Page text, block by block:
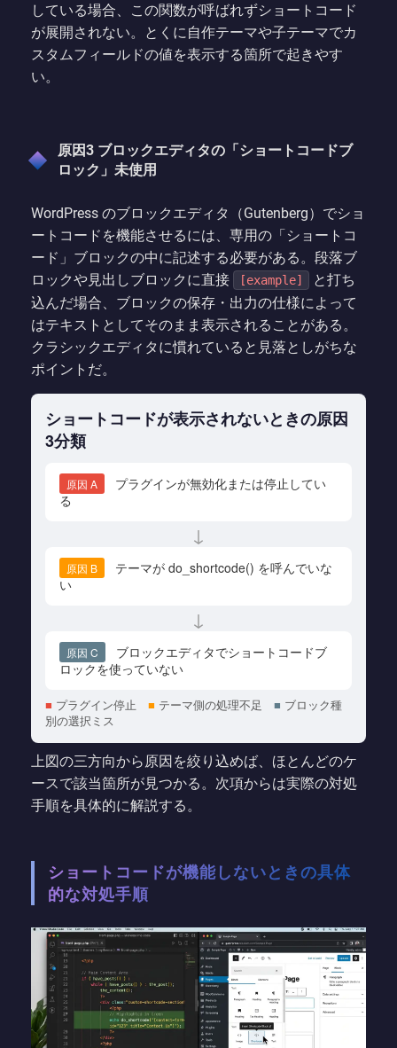
している場合、この関数が呼ばれずショートコード
が展開されない。とくに自作テーマや子テーマでカ
スタムフィールドの値を表示する箇所で起きやす
い。
原因3 ブロックエディタの「ショートコードブ
ロック」未使用
WordPress のブロックエディタ（Gutenberg）でショ
ートコードを機能させるには、専用の「ショートコ
ード」ブロックの中に記述する必要がある。段落ブ
ロックや見出しブロックに直接
[example]
と打ち
込んだ場合、ブロックの保存・出力の仕様によって
はテキストとしてそのまま表示されることがある。
クラシックエディタに慣れていると見落としがちな
ポイントだ。
ショートコードが表示されないときの原因
3分類
原因 A
プラグインが無効化または停止してい
る
↓
原因 B
テーマが do_shortcode() を呼んでいな
い
↓
原因 C
ブロックエディタでショートコードブ
ロックを使っていない
■ プラグイン停止 ■ テーマ側の処理不足 ■ ブロック種
別の選択ミス
上図の三方向から原因を絞り込めば、ほとんどのケ
ースで該当箇所が見つかる。次項からは実際の対処
手順を具体的に解説する。
ショートコードが機能しないときの具体
的な対処手順